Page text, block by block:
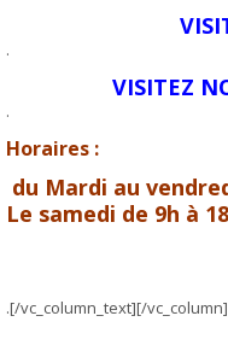
.
VISITEZ
.
Horaires :
du Mardi au
Le samedi de 9h à
.[/vc_column_text][/